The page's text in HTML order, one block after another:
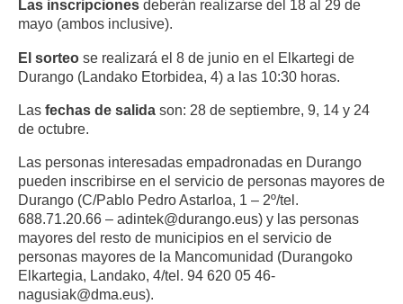
Las inscripciones deberán realizarse del 18 al 29 de
mayo (ambos inclusive).
El sorteo se realizará el 8 de junio en el Elkartegi de
Durango (Landako Etorbidea, 4) a las 10:30 horas.
Las fechas de salida son: 28 de septiembre, 9, 14 y 24
de octubre.
Las personas interesadas empadronadas en Durango
pueden inscribirse en el servicio de personas mayores de
Durango (C/Pablo Pedro Astarloa, 1 – 2º/tel.
688.71.20.66 – adintek@durango.eus) y las personas
mayores del resto de municipios en el servicio de
personas mayores de la Mancomunidad (Durangoko
Elkartegia, Landako, 4/tel. 94 620 05 46-
nagusiak@dma.eus).